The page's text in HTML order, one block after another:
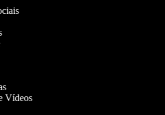
Vídeos